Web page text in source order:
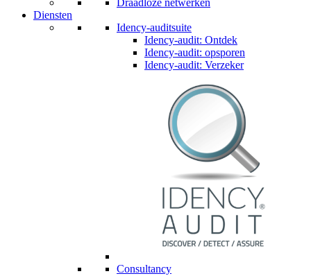
Draadloze netwerken
Diensten
Idency-auditsuite
Idency-audit: Ontdek
Idency-audit: opsporen
Idency-audit: Verzeker
Consultancy